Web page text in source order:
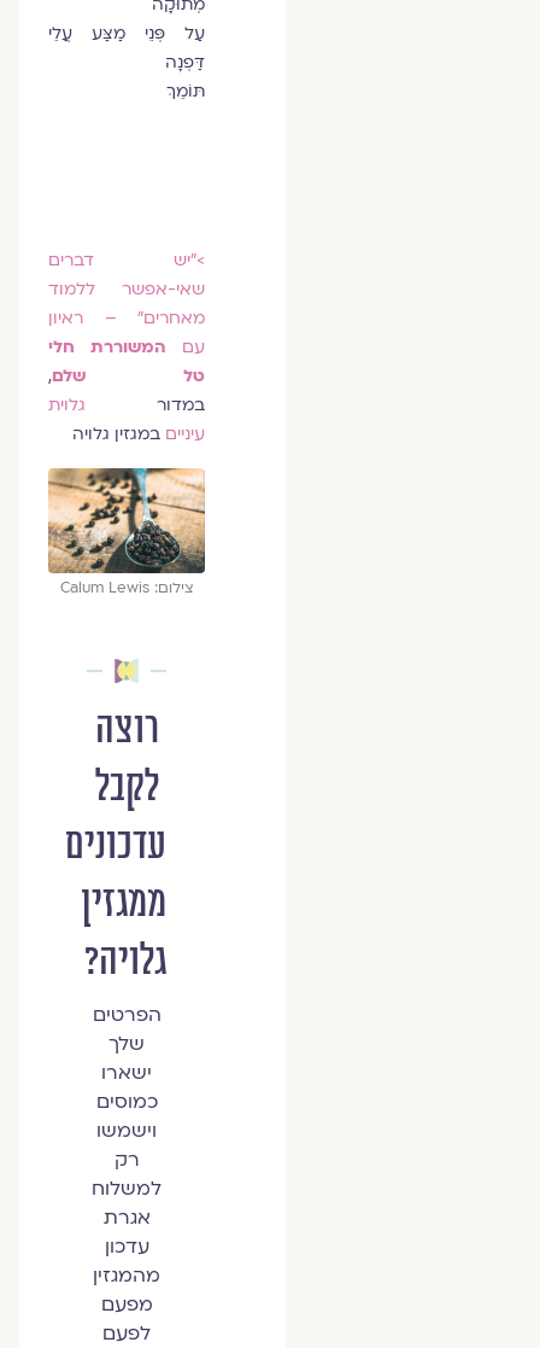
עַל פְּנֵי מַצַּע עֲלֵי
דַּפְנָה
תּוֹמֵךְ
>״יש דברים
שאי-אפשר ללמוד
מאחרים״ – ראיון
עם
המשוררת חלי
טל שלם,
במדור
גלוית
עינייםבמגזין גלויה
צילום: Calum Lewis
רוצה
לקבל
עדכונים
ממגזין
גלויה?
הפרטים
שלך
ישארו
כמוסים
וישמשו
רק
למשלוח
אגרת
עדכון
מהמגזין
מפעם
לפעם